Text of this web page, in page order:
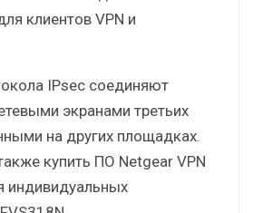
клиентов VPN и
IPsec соединяют
экранами третьих
на других площадках.
купить ПО Netgear VPN
индивидуальных